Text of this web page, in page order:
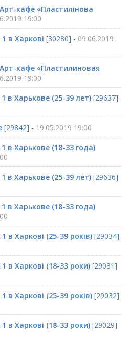
кафе «Пластилінова
19:00
в Харкові [30280] - 09.06.2019
кафе «Пластилиновая
19:00
в Харькове (25-39 лет) [29637]
[29842] - 19.05.2019 19:00
в Харькове (18-33 года)
в Харькове (25-39 лет) [29636]
в Харькове (18-33 года)
в Харкові (25-39 років) [29034]
в Харкові (18-33 роки) [29031]
в Харкові (25-39 років) [29032]
в Харкові (18-33 роки) [29029]